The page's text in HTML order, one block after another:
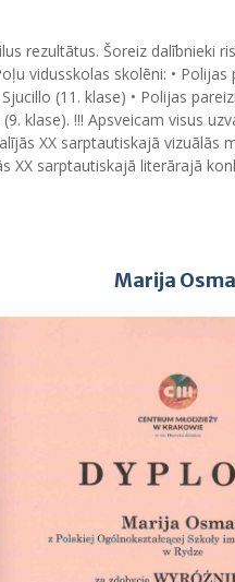
rezultātus. Šoreiz
vidusskolas skolēni: •
(11. klase) • Polijas
klase). !!! Apsveicam visus
XX sarptautiskajā vizuālās
XX sarptautiskajā literārajā
Marija